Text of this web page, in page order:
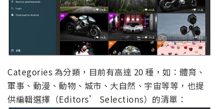
Categories 為分類，目前有高達 20 種，如：體育、
軍事、動漫、動物、城市、大自然、宇宙等等，也提
供編輯選擇（Editors’ Selections）的清單：